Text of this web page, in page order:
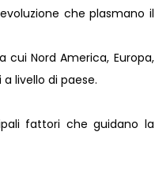
che plasmano il
Nord America, Europa,
livello di paese.
fattori che guidano la